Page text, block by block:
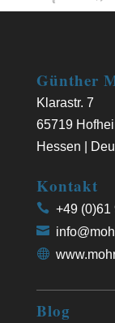
Günther
Klarastr. 7
65719
Hessen |
Kontakt
+49 (0)61
Blog